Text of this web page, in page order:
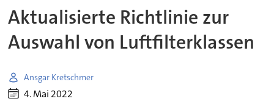
Aktualisierte Richtlinie zur
Auswahl von Luftfilterklassen
Ansgar Kretschmer
4. Mai 2022